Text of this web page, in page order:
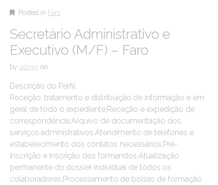
Posted in Faro
Secretário Administrativo e
Executivo (M/F) – Faro
by admin on
Descrição do Perfil
Receção, tratamento e distribuição de informação e em
geral de todo o expediente;Receção e expedição de
correspondência;Arquivo de documentação dos
serviços administrativos;Atendimento de telefones e
estabelecimento dos contatos necessários;Pré-
inscrição e inscrição dos formandos;Atualização
permanente do dossier individual de todos os
colaboradores;Processamento de bolsas de formação